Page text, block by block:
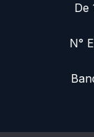
De
N°